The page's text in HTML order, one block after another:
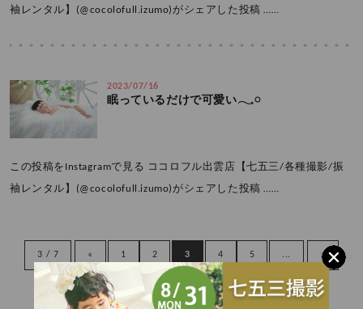
袖レンタル】(@cocolofull.izumo)がシェアした投稿 ……
2023/07/16
眠っているだけで可愛い𓂃𓈒𓏸 ‪‪
この投稿をInstagramで見る ココロフル出雲店【七五三/各種撮影/振
袖レンタル】(@cocolofull.izumo)がシェアした投稿 ……
3 / 7 « 1 2 3 4 5 ... »
最後 »